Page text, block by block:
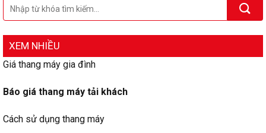
XEM NHIỀU
Giá thang máy gia đình
Báo giá thang máy tải khách
Cách sử dụng thang máy